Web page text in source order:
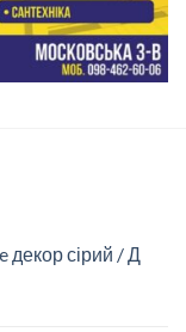
декор сірий / Д